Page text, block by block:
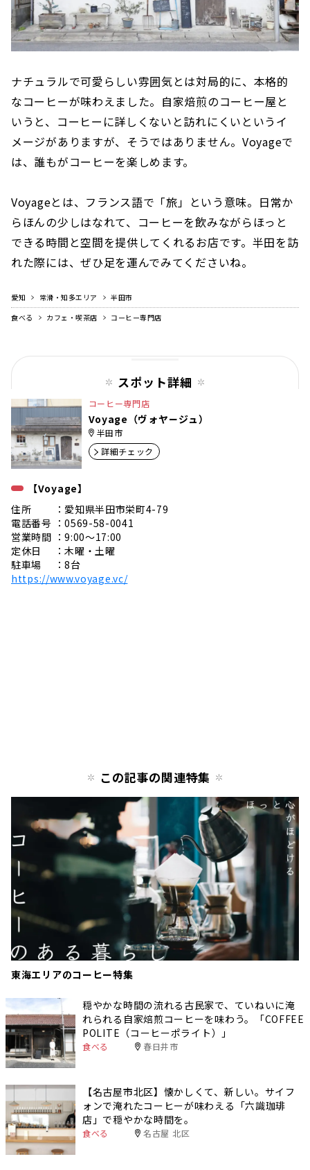
ナチュラルで可愛らしい雰囲気とは対局的に、本格的
なコーヒーが味わえました。自家焙煎のコーヒー屋と
いうと、コーヒーに詳しくないと訪れにくいというイ
メージがありますが、そうではありません。Voyageで
は、誰もがコーヒーを楽しめます。
Voyageとは、フランス語で「旅」という意味。日常か
らほんの少しはなれて、コーヒーを飲みながらほっと
できる時間と空間を提供してくれるお店です。半田を訪
れた際には、ぜひ足を運んでみてくださいね。
愛知 常滑・知多エリア
半田市
食べる
カフェ・喫茶店 コーヒー専門店
スポット詳細
コーヒー専門店
Voyage（ヴォヤージュ）
半田市
詳細チェック
【Voyage】
住所 ：愛知県半田市栄町4-79
電話番号 ：0569-58-0041
営業時間 ：9:00〜17:00
定休日 ：木曜・土曜
駐車場 ：8台
https://www.voyage.vc/
この記事の関連特集
東海エリアのコーヒー特集
穏やかな時間の流れる古民家で、ていねいに淹
れられる自家焙煎コーヒーを味わう。「COFFEE
POLITE（コーヒーポライト）」
食べる 春日井市
【名古屋市北区】懐かしくて、新しい。サイフ
ォンで淹れたコーヒーが味わえる「六識珈琲
店」で穏やかな時間を。
食べる 名古屋 北区